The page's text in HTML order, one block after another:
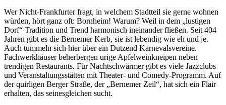
Wer Nicht-Frankfurter fragt, in welchem Stadtteil sie gerne wohnen
würden, hört ganz oft: Bornheim! Warum? Weil in dem „lustigen
Dorf“ Tradition und Trend harmonisch ineinander fließen. Seit 404
Jahren gibt es die Bernemer Kerb, sie ist lebendig wie eh und je.
Auch tummeln sich hier über ein Dutzend Karnevalsvereine.
Fachwerkhäuser beherbergen urige Apfelweinkneipen neben
trendigen Restaurants. Für Nachtschwärmer gibt es viele Jazzclubs
und Veranstaltungsstätten mit Theater- und Comedy-Programm. Auf
der quirligen Berger Straße, der „Bernemer Zeil“, hat sich ein Flair
erhalten, das seinesgleichen sucht.